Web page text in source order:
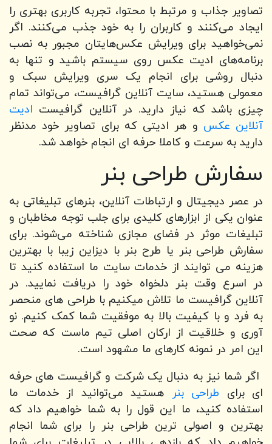
تصاویر جذاب و مرتبط با محتوا، تجربه کاربری بهتری را
ایجاد می‌کنند و کاربران را به خود جذب می‌کنند. اگر
نمی‌خواهید برای ویرایش عکس‌هایتان مجبور به نصب
برنامه‌های ادیت عکس روی سیستم باشید و تنها به
دنبال روشی برای انجام یک سری ویرایش سبک و
معمولی هستید، سایت آنلاین گرافیست، می‌تواند تمام
چیزی باشد که نیاز دارید. در آنلاین گرافیست ادیت
آنلاین عکس و هر ادیتی که برای تصاویر خود مدنظر
دارید به سرعت و کاملا حرفه ای انجام خواهد شد.
سفارش طراحی بنر
در عصر دیجیتال و ارتباطات آنلاین، بنرهای تبلیغاتی به
عنوان یکی از ابزارهای کلیدی برای جلب توجه مخاطبان و
تبلیغات موثر در فضای مجازی شناخته می‌شوند. برای
سفارش طراحی بنر یا طرح بنر با دیزاین زیبا با بهترین
هزینه می توایند از خدمات سایت ما استفاده کنید تا
در اسرع وقت بنر دلخواه خود را دریافت نمایید. در
آنلاین گرافیست ما تلاش میکنیم با طراحی های منحصر
به فرد و با کیفیت بالا به موفقیت شما کمک کنیم. نو
آوری و خلاقیت از ارکان اصلی تیم ماست که صحت
این امر در نمونه کارهای ما مشهود است.
اگر شما نیز به دنبال یک شرکت و گرافیست های حرفه
ای برای طراحی بنر هستید می‌توانید از خدمات ما
استفاده کنید، ما این قول را به شما خواهیم داد که
بهترین و اصولی ترین طراحی بنر را برای شما انجام